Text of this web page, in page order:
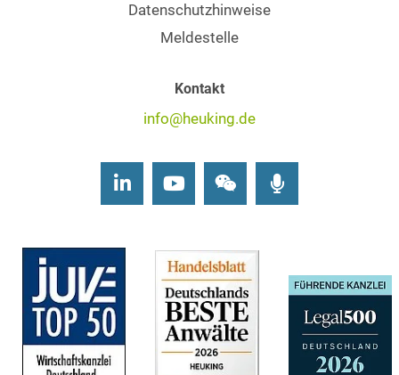
Datenschutzhinweise
Meldestelle
Kontakt
info@heuking.de
LinkedInYoutubeWechat